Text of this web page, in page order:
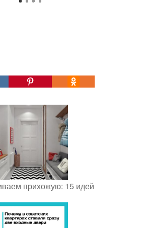
прихожую: 15 идей